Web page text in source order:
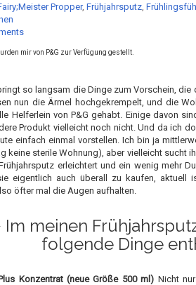
Propper, Frühjahrsputz,
mir von P&G zur Verfügung gestellt.
so langsam die Dinge zum Vorschein, die
nun die Ärmel hochgekrempelt, und die
Helferlein von P&G gehabt. Einige davon
Produkt vielleicht noch nicht. Und da ich
einfach einmal vorstellen. Ich bin ja
keine sterile Wohnung), aber vielleicht sucht
erleichtert und ein wenig mehr
eigentlich auch überall zu kaufen, aktuell
öfter mal die Augen aufhalten.
Im meinen
folgende Dinge
Konzentrat (neue Größe 500 ml) Nicht